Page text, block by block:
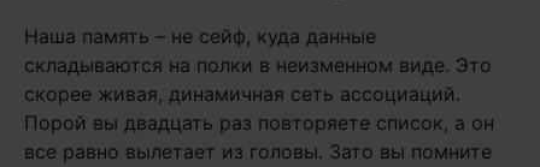
Наша память – не сейф, куда данные
складываются на полки в неизменном виде. Это
скорее живая, динамичная сеть ассоциаций.
Порой вы двадцать раз повторяете список, а он
все равно вылетает из головы. Зато вы помните